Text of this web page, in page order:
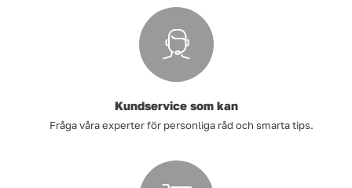
Kampanjer
Kundservice som kan
Fråga våra experter för personliga råd och smarta tips.